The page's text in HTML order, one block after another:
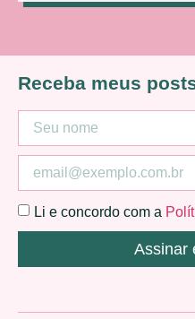
Receba meus
Li e concordo com a
Assinar